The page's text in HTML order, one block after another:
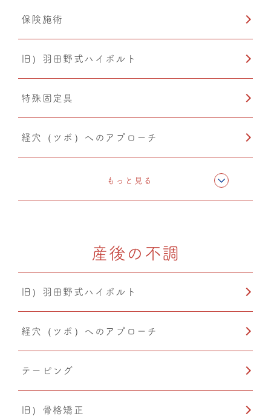
温熱療法
猫背矯正
保険施術
旧）羽田野式ハイボルト
特殊固定具
経穴（ツボ）へのアプローチ
CMC筋膜ストレッチ（リリース）
温熱療法
PIA(ピア)
もっと見る
産後の不調
旧）羽田野式ハイボルト
経穴（ツボ）へのアプローチ
テーピング
旧）骨格矯正